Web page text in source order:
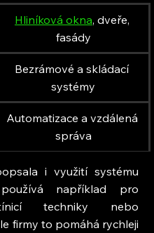
Hliníková okna, dveře,
fasády
Bezrámové a skládací
systémy
Automatizace a vzdálená
správa
i využití systému
například pro
techniky nebo
firmy to pomáhá rychleji